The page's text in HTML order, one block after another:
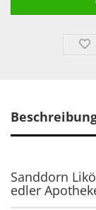
Sanddorn
edler